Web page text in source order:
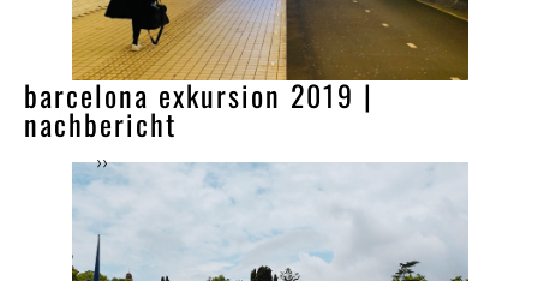
barcelona exkursion 2019 |
nachbericht
››